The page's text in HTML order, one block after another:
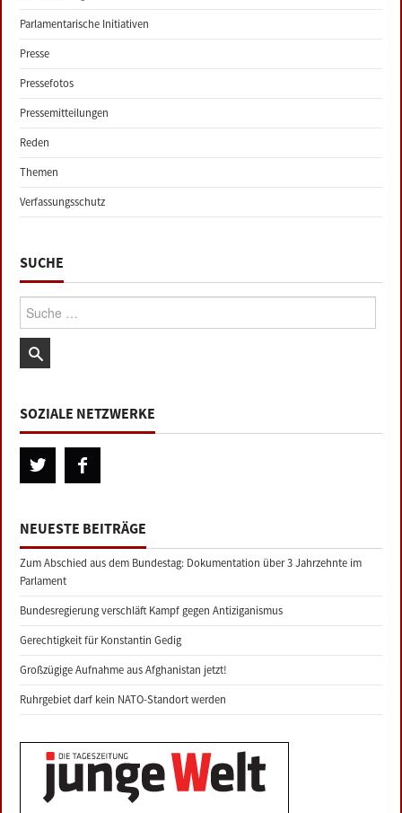
Parlamentarische Initiativen
Presse
Pressefotos
Pressemitteilungen
Reden
Themen
Verfassungsschutz
SUCHE
Suche:
SOZIALE NETZWERKE
NEUESTE BEITRÄGE
Zum Abschied aus dem Bundestag: Dokumentation über 3 Jahrzehnte im
Parlament
Bundesregierung verschläft Kampf gegen Antiziganismus
Gerechtigkeit für Konstantin Gedig
Großzügige Aufnahme aus Afghanistan jetzt!
Ruhrgebiet darf kein NATO-Standort werden